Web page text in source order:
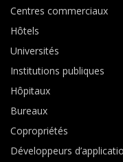
Centres commerciaux
Hôtels
Universités
Institutions publiques
Hôpitaux
Bureaux
Copropriétés
Développeurs